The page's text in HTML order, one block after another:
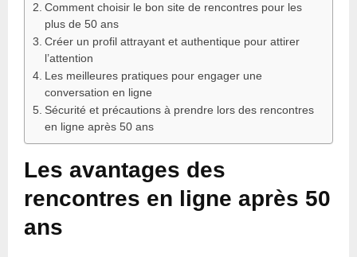
Comment choisir le bon site de rencontres pour les
plus de 50 ans
Créer un profil attrayant et authentique pour attirer
l’attention
Les meilleures pratiques pour engager une
conversation en ligne
Sécurité et précautions à prendre lors des rencontres
en ligne après 50 ans
Les avantages des
rencontres en ligne après 50
ans